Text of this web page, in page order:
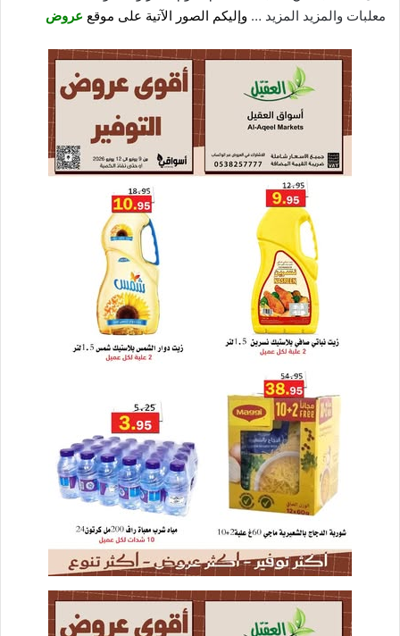
معلبات والمزيد المزيد … وإليكم الصور الآتية على موقع عروض